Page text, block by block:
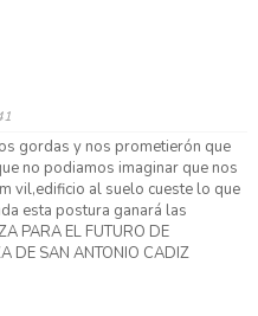
gordas y nos prometierón que
no podiamos imaginar que nos
vil,edificio al suelo cueste lo que
esta postura ganará las
PARA EL FUTURO DE
DE SAN ANTONIO CADIZ